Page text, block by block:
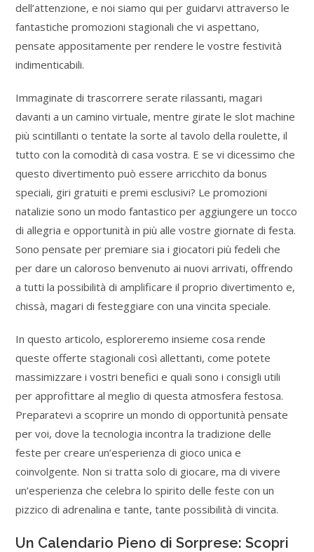
dell’attenzione, e noi siamo qui per guidarvi attraverso le
fantastiche promozioni stagionali che vi aspettano,
pensate appositamente per rendere le vostre festività
indimenticabili.
Immaginate di trascorrere serate rilassanti, magari
davanti a un camino virtuale, mentre girate le slot machine
più scintillanti o tentate la sorte al tavolo della roulette, il
tutto con la comodità di casa vostra. E se vi dicessimo che
questo divertimento può essere arricchito da bonus
speciali, giri gratuiti e premi esclusivi? Le promozioni
natalizie sono un modo fantastico per aggiungere un tocco
di allegria e opportunità in più alle vostre giornate di festa.
Sono pensate per premiare sia i giocatori più fedeli che
per dare un caloroso benvenuto ai nuovi arrivati, offrendo
a tutti la possibilità di amplificare il proprio divertimento e,
chissà, magari di festeggiare con una vincita speciale.
In questo articolo, esploreremo insieme cosa rende
queste offerte stagionali così allettanti, come potete
massimizzare i vostri benefici e quali sono i consigli utili
per approfittare al meglio di questa atmosfera festosa.
Preparatevi a scoprire un mondo di opportunità pensate
per voi, dove la tecnologia incontra la tradizione delle
feste per creare un’esperienza di gioco unica e
coinvolgente. Non si tratta solo di giocare, ma di vivere
un’esperienza che celebra lo spirito delle feste con un
pizzico di adrenalina e tante, tante possibilità di vincita.
Un Calendario Pieno di Sorprese: Scopri